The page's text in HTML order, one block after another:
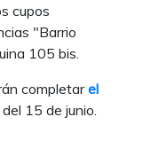
cupos
"Barrio
105 bis.
completarel
15 de junio.